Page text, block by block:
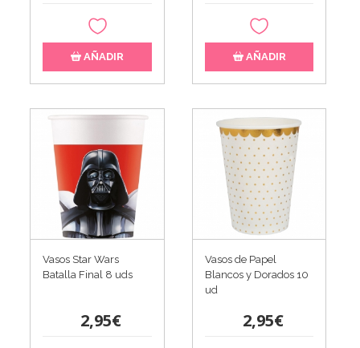
AÑADIR AÑADIR
Vasos Star Wars
Batalla Final 8 uds
2,95€
Vasos de Papel
Blancos y Dorados 10
ud
2,95€